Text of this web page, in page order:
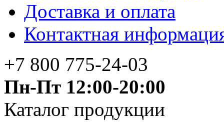
Доставка и оплата
Контактная
+7 800 775-24-03
Пн-Пт 12:00-20:00
Каталог продукции